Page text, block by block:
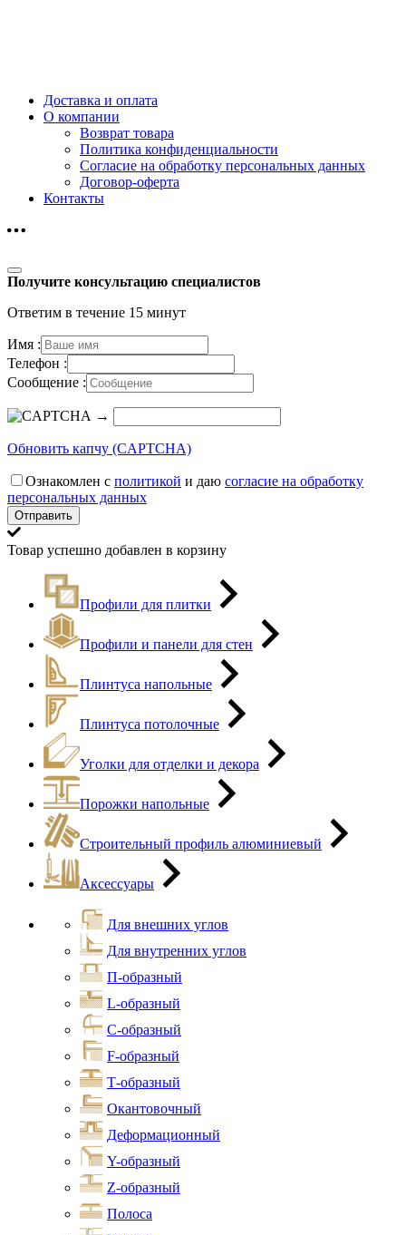
Доставка и оплата
О компании
Возврат товара
Политика конфиденциальности
Согласие на обработку персональных данных
Договор-оферта
Контакты
Получите консультацию специалистов
Ответим в течение 15 минут
Имя :
Телефон :
Сообщение :
→
Обновить капчу (CAPTCHA)
Ознакомлен с политикой и даю согласие на обработку
персональных данных
Товар успешно добавлен в корзину
Профили для плитки
Профили и панели для стен
Плинтуса напольные
Плинтуса потолочные
Уголки для отделки и декора
Порожки напольные
Строительный профиль алюминиевый
Аксессуары
Для внешних углов
Для внутренних углов
П-образный
L-образный
С-образный
F-образный
Т-образный
Окантовочный
Деформационный
Y-образный
Z-образный
Полоса